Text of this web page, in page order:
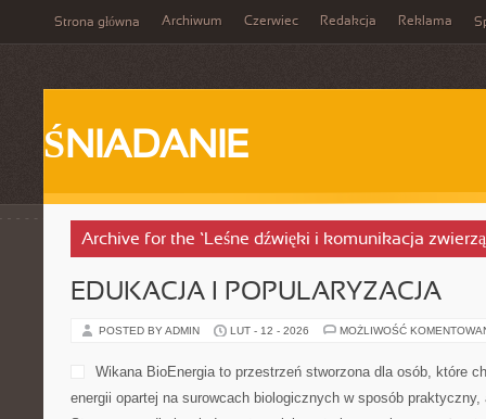
Strona główna Archiwum Czerwiec Redakcja Reklama
ŚNIADANIE
Archive for the ‘Leśne dźwięki i komunikacja
EDUKACJA I POPULARYZACJA
POSTED BY ADMIN LUT - 12 - 2026 MOŻLIWOŚĆ
Wikana BioEnergia to przestrzeń stworzona dla osób, które
energii opartej na surowcach biologicznych w sposób